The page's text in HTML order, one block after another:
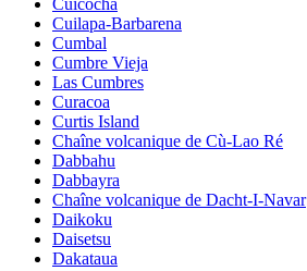
Cuilapa-Barbarena
Cumbal
Cumbre Vieja
Las Cumbres
Curacoa
Curtis Island
Chaîne volcanique de Cù-Lao Ré
Dabbahu
Dabbayra
Chaîne volcanique de Dacht-I-Navar
Daikoku
Daisetsu
Dakataua